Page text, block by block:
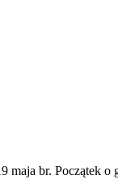
br. Początek